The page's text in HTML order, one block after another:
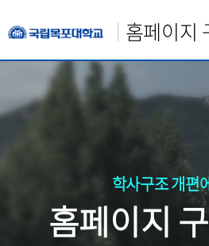
홈페이지
학사구조 개편
홈페이지